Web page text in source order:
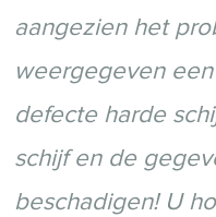
aangezien het
weergegeven
defecte harde
schijf en de
beschadigen! U